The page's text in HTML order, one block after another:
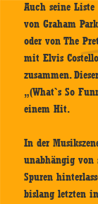
Auch seine Liste
von Graham
oder von The
mit Elvis
zusammen.
„(What`s So
einem Hit.
In der
unabhängig von
Spuren
bislang letzten